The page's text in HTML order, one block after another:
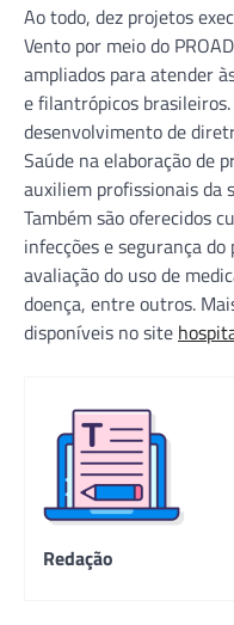
Ao todo, dez projetos
Vento por meio do
ampliados para atender
e filantrópicos
desenvolvimento de
Saúde na elaboração de
auxiliem profissionais da
Também são oferecidos
infecções e segurança
avaliação do uso de
doença, entre outros.
disponíveis no site
Redação